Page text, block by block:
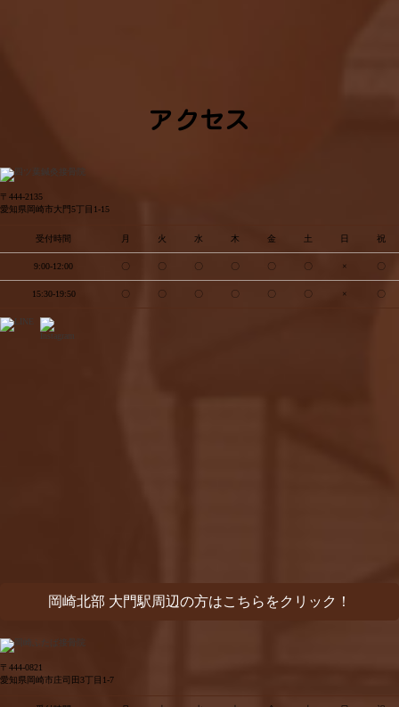
アクセス
〒444-2135
愛知県岡崎市大門5丁目1-15
受付時間 月 火 水 木 金 土 日 祝
9:00-12:00 〇 〇 〇 〇 〇 〇 × 〇
15:30-19:50 〇 〇 〇 〇 〇 〇 × 〇
岡崎北部 大門駅周辺の方はこちらをクリック！
〒444-0821
愛知県岡崎市庄司田3丁目1-7